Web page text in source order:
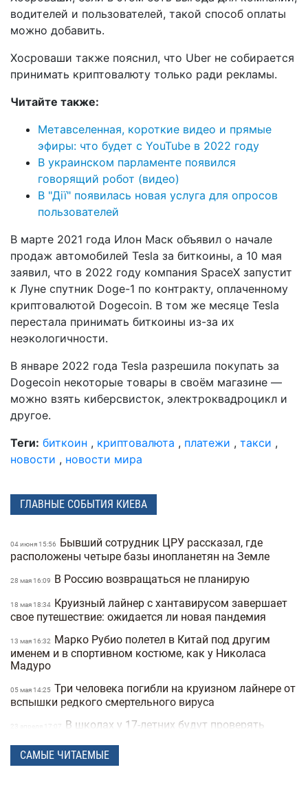
водителей и пользователей, такой способ оплаты
можно добавить.
Хосроваши также пояснил, что Uber не собирается
принимать криптовалюту только ради рекламы.
Читайте также:
Метавселенная, короткие видео и прямые
эфиры: что будет с YouTube в 2022 году
В украинском парламенте появился
говорящий робот (видео)
В "Дії" появилась новая услуга для опросов
пользователей
В марте 2021 года Илон Маск объявил о начале
продаж автомобилей Tesla за биткоины, а 10 мая
заявил, что в 2022 году компания SpaceX запустит
к Луне спутник Doge-1 по контракту, оплаченному
криптовалютой Dogecoin. В том же месяце Tesla
перестала принимать биткоины из-за их
неэкологичности.
В январе 2022 года Tesla разрешила покупать за
Dogecoin некоторые товары в своём магазине —
можно взять киберсвисток, электроквадроцикл и
другое.
Теги: биткоин , криптовалюта , платежи , такси ,
новости , новости мира
ГЛАВНЫЕ СОБЫТИЯ КИЕВА
04 июня 15:56
Бывший сотрудник ЦРУ рассказал, где
расположены четыре базы инопланетян на Земле
28 мая 16:09 В Россию возвращаться не планирую
18 мая 18:34 Круизный лайнер с хантавирусом завершает
свое путешествие: ожидается ли новая пандемия
13 мая 16:32
Марко Рубио полетел в Китай под другим
именем и в спортивном костюме, как у Николаса
Мадуро
05 мая 14:25 Три человека погибли на круизном лайнере от
вспышки редкого смертельного вируса
23 апреля 17:07
В школах у 17-летних будут проверять
Полиция Мексики несколько дней не могла
САМЫЕ ЧИТАЕМЫЕ